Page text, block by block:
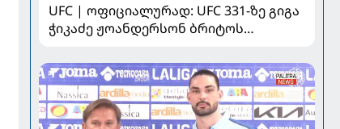
UFC | ოფიციალურად: UFC 331-ზე გიგა
ჭიკაძე ჟოანდერსონ ბრიტოს